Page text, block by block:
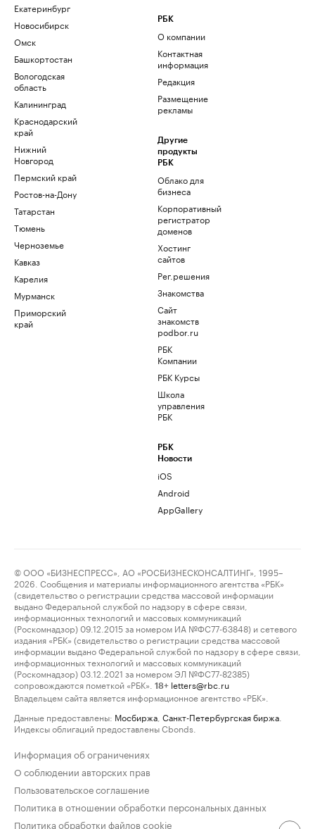
Екатеринбург
Новосибирск
Омск
Башкортостан
Вологодская
область
Калининград
Краснодарский
край
Нижний
Новгород
Пермский край
Ростов-на-Дону
Татарстан
Тюмень
Черноземье
Кавказ
Карелия
Мурманск
Приморский
край
РБК
О компании
Контактная
информация
Редакция
Размещение
рекламы
Другие
продукты
РБК
Облако для
бизнеса
Корпоративный
регистратор
доменов
Хостинг
сайтов
Рег.решения
Знакомства
Сайт
знакомств
podbor.ru
РБК
Компании
РБК Курсы
Школа
управления
РБК
РБК
Новости
iOS
Android
AppGallery
© ООО «БИЗНЕСПРЕСС», АО «РОСБИЗНЕСКОНСАЛТИНГ», 1995–
2026. Сообщения и материалы информационного агентства «РБК»
(свидетельство о регистрации средства массовой информации
выдано Федеральной службой по надзору в сфере связи,
информационных технологий и массовых коммуникаций
(Роскомнадзор) 09.12.2015 за номером ИА №ФС77-63848) и сетевого
издания «РБК» (свидетельство о регистрации средства массовой
информации выдано Федеральной службой по надзору в сфере связи,
информационных технологий и массовых коммуникаций
(Роскомнадзор) 03.12.2021 за номером ЭЛ №ФС77-82385)
сопровождаются пометкой «РБК».
18+ letters@rbc.ru
Владельцем сайта является информационное агентство «РБК».
Данные предоставлены: Мосбиржа Санкт-Петербургская биржа
Индексы облигаций предоставлены Cbonds.
Информация об ограничениях
О соблюдении авторских прав
Пользовательское соглашение
Политика в отношении обработки персональных данных
Политика обработки файлов cookie